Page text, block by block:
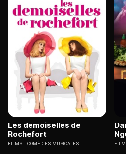
Les demoiselles de
Rochefort
FILMS COMÉDIES MUSICALES